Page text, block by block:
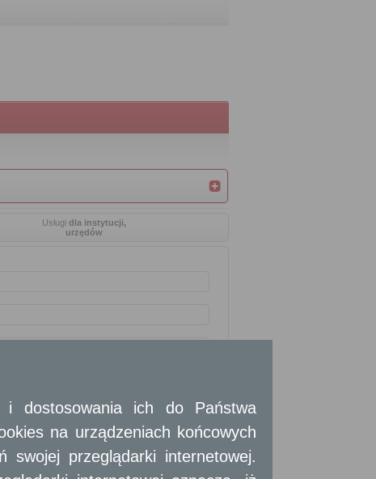
Usługi dla instytucji,
urzędów
dostosowania ich do Państwa
na urządzeniach końcowych
swojej przeglądarki internetowej.